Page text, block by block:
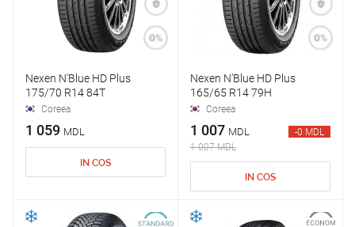
Nexen N'Blue HD Plus
175/70 R14 84T
Coreea
1 059 MDL
IN COS
Nexen N'Blue HD Plus
165/65 R14 79H
Coreea
1 007 MDL
1 007 MDL
-0 MDL
IN COS